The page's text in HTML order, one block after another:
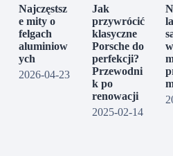
Najczęstsz
e mity o
felgach
aluminiow
ych
2026-04-23
Jak
przywrócić
klasyczne
Porsche do
perfekcji?
Przewodni
k po
renowacji
2025-02-14